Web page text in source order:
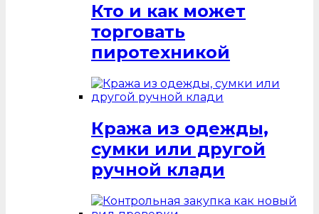
Кто и как может
торговать
пиротехникой
Кража из одежды,
сумки или другой
ручной клади